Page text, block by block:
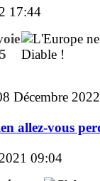
17:44
Décembre
allez-vous
09:04